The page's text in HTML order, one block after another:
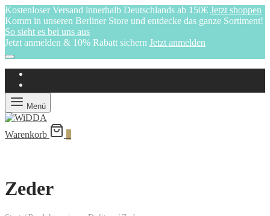
Kostenloser Versand innerhalb Deutschlands ab 150€ Jetzt shoppen
Komm in unseren Berliner Store und entdecke das ganze Sortiment!
So sieht es bei uns aus
Jetzt anmelden & 10% Rabatt sichern Jetzt anmelden
Menü
Warenkorb
Zeder